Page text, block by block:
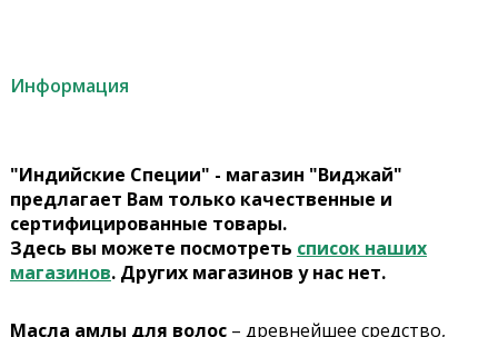
Информация
"Индийские Специи" - магазин "Виджай"
предлагает Вам только качественные и
сертифицированные товары.
Здесь вы можете посмотреть список наших
магазинов. Других магазинов у нас нет.
Масла амлы для волос – древнейшее средство,